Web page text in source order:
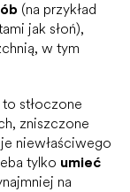
(na przykład
jak słoń),
w tym
stłoczone
zniszczone
niewłaściwego
tylko umieć
na